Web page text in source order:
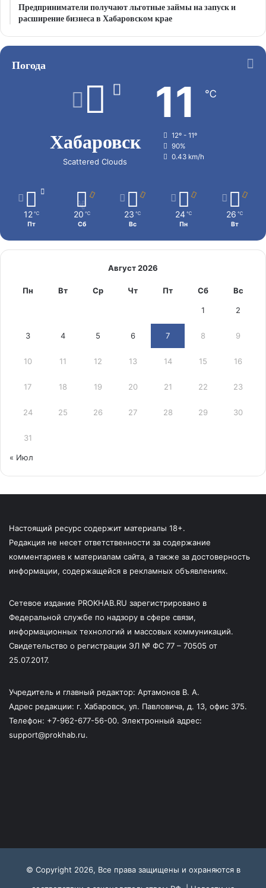
Предприниматели получают льготные займы на запуск и
расширение бизнеса в Хабаровском крае
Погода
Хабаровск
Scattered Clouds
11 ℃
12º - 11º
90%
0.43 km/h
12 ℃
Пт
20 ℃
Сб
23 ℃
Вс
24 ℃
Пн
26 ℃
Вт
Август 2026
Пн Вт Ср Чт Пт Сб Вс
1 2
3 4 5 6 7 8 9
10 11 12 13 14 15 16
17 18 19 20 21 22 23
24 25 26 27 28 29 30
31
« Июл
Настоящий ресурс содержит материалы 18+.
Редакция не несет ответственности за содержание
комментариев к материалам сайта, а также за достоверность
информации, содержащейся в рекламных объявлениях.
Сетевое издание PROKHAB.RU зарегистрировано в
Федеральной службе по надзору в сфере связи,
информационных технологий и массовых коммуникаций.
Свидетельство о регистрации ЭЛ № ФС 77 – 70505 от
25.07.2017.
Учредитель и главный редактор: Артамонов В. А.
Адрес редакции: г. Хабаровск, ул. Павловича, д. 13, офис 375.
Телефон: +7-962-677-56-00. Электронный адрес:
support@prokhab.ru.
© Copyright 2026, Все права защищены и охраняются в